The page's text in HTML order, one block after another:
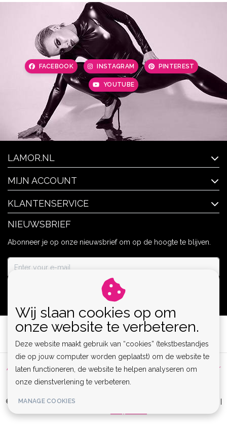
FACEBOOK INSTAGRAM PINTEREST
YOUTUBE
LAMOR.NL
MIJN ACCOUNT
KLANTENSERVICE
NIEUWSBRIEF
Abonneer je op onze nieuwsbrief om op de hoogte te blijven.
Algemene voorwaarden | Privacy Policy | Sitemap |
Disclaimer
RSS Feed
© Copyright 2026 - Lamor | Clubwear, Lingerie & Kinky Fashion XS-6XL |
Wij slaan cookies op om
onze website te verbeteren.
Deze website maakt gebruik van “cookies” (tekstbestandjes
die op jouw computer worden geplaatst) om de website te
laten functioneren, de website te helpen analyseren om
onze dienstverlening te verbeteren.
MANAGE COOKIES